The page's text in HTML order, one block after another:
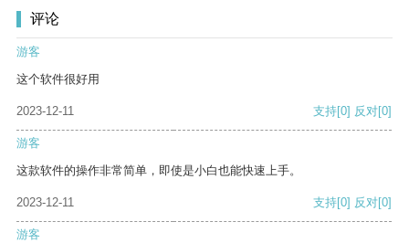
评论
游客
这个软件很好用
2023-12-11 支持[0] 反对[0]
游客
这款软件的操作非常简单，即使是小白也能快速上手。
2023-12-11 支持[0] 反对[0]
游客